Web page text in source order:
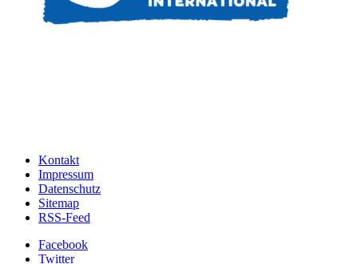
Kontakt
Impressum
Datenschutz
Sitemap
RSS-Feed
Facebook
Twitter